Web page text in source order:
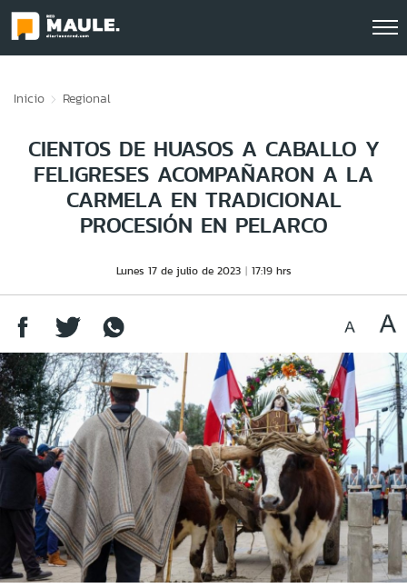
Inicio Regional
CIENTOS DE HUASOS A CABALLO Y
FELIGRESES ACOMPAÑARON A LA
CARMELA EN TRADICIONAL
PROCESIÓN EN PELARCO
Lunes 17 de julio de 2023 17:19 hrs